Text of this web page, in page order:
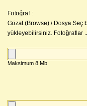
Fotoğraf :
Gözat (Browse) / Dosya Seç
yükleyebilirsiniz. Fotoğraflar